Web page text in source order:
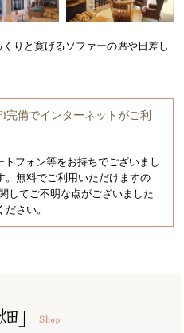
りと寛げるソファーの席や日差し
完備でインターネットがご利
フォン等をお持ちでございまし
。無料でご利用いただけますの
してご不明な点がございました
さい。